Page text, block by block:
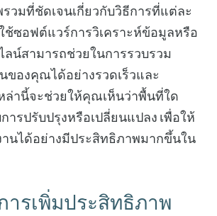
วมที่ชัดเจนเกี่ยวกับวิธีการที่แต่ละ
ช้ซอฟต์แวร์การวิเคราะห์ข้อมูลหรือ
น์สามารถช่วยในการรวบรวม
ของคุณได้อย่างรวดเร็วและ
ล่านี้จะช่วยให้คุณเห็นว่าพื้นที่ใด
ารปรับปรุงหรือเปลี่ยนแปลง เพื่อให้
านได้อย่างมีประสิทธิภาพมากขึ้นใน
ารเพิ่มประสิทธิภาพ